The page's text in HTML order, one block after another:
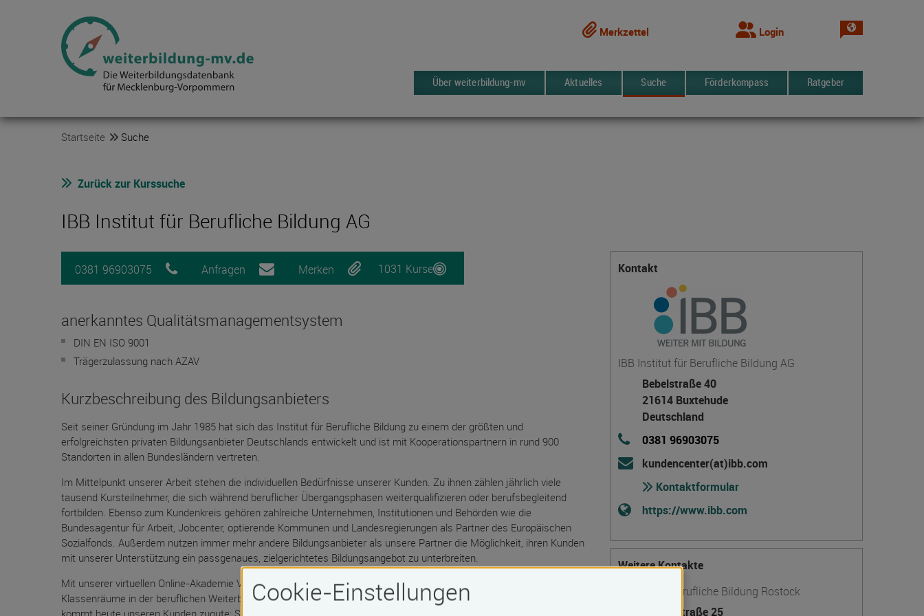
Merkzettel Login Sprache
Über weiterbildung-mv Aktuelles Suche Förderkompass Ratgeber
Startseite Suche
Zurück zur Kurssuche
IBB Institut für Berufliche Bildung AG
0381 96903075 Anfragen Merken 1031 Kurse
anerkanntes Qualitätsmanagementsystem
DIN EN ISO 9001
Trägerzulassung nach AZAV
Kurzbeschreibung des Bildungsanbieters
Seit seiner Gründung im Jahr 1985 hat sich das Institut für Berufliche Bildung zu einem der größten und
erfolgreichsten privaten Bildungsanbieter Deutschlands entwickelt und ist mit Kooperationspartnern in rund 900
Standorten in allen Bundesländern vertreten.
Im Mittelpunkt unserer Arbeit stehen die individuellen Bedürfnisse unserer Kunden. Zu ihnen zählen jährlich viele
tausend Kursteilnehmer, die sich während beruflicher Übergangsphasen weiterqualifizieren oder berufsbegleitend
fortbilden. Ebenso zum Kundenkreis gehören zahlreiche Unternehmen, Institutionen und Behörden wie die
Bundesagentur für Arbeit, Jobcenter, optierende Kommunen und Landesregierungen als Partner des Europäischen
Sozialfonds. Außerdem nutzen immer mehr andere Bildungsanbieter als unsere Partner die Möglichkeit, ihren Kunden
mit unserer Unterstützung ein passgenaues, zielgerichtetes Bildungsangebot zu unterbreiten.
Mit unserer virtuellen Online-Akademie Viona® haben wir als erstes Unternehmen bundesweit ein System virtueller
Klassenräume in der beruflichen Weiterbildung entwickelt und eingeführt. Diese einzigartige und langjährige Erfahrung
kommt heute unseren Kunden zugute: Sie können sich darauf verlassen, mit einem hochmodernen und gleichzeitig
Kontakt
IBB Institut für Berufliche Bildung AG
Bebelstraße 40
21614 Buxtehude
Deutschland
0381 96903075
kundencenter(at)ibb.com
Kontaktformular
https://www.ibb.com
Weitere Kontakte
Institut für Berufliche Bildung Rostock
Strandstraße 25
Cookie-Einstellungen